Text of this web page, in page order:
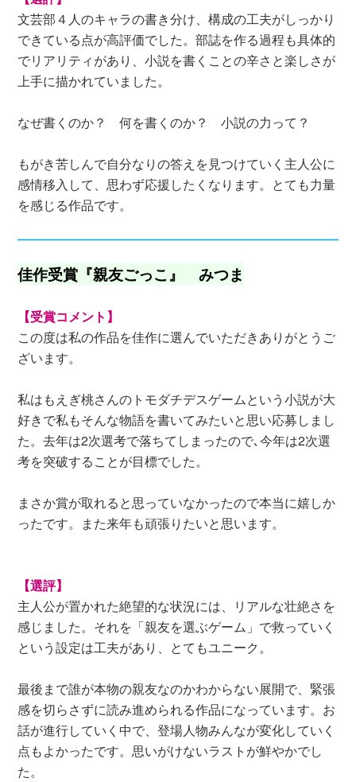
文芸部４人のキャラの書き分け、構成の工夫がしっかり
できている点が高評価でした。部誌を作る過程も具体的
でリアリティがあり、小説を書くことの辛さと楽しさが
上手に描かれていました。
なぜ書くのか？ 何を書くのか？ 小説の力って？
もがき苦しんで自分なりの答えを見つけていく主人公に
感情移入して、思わず応援したくなります。とても力量
を感じる作品です。
佳作受賞『親友ごっこ』 みつま
【受賞コメント】
この度は私の作品を佳作に選んでいただきありがとうご
ざいます。
私はもえぎ桃さんのトモダチデスゲームという小説が大
好きで私もそんな物語を書いてみたいと思い応募しまし
た。去年は2次選考で落ちてしまったので､今年は2次選
考を突破することが目標でした。
まさか賞が取れると思っていなかったので本当に嬉しか
ったです。また来年も頑張りたいと思います。
【選評】
主人公が置かれた絶望的な状況には、リアルな壮絶さを
感じました。それを「親友を選ぶゲーム」で救っていく
という設定は工夫があり、とてもユニーク。
最後まで誰が本物の親友なのかわからない展開で、緊張
感を切らさずに読み進められる作品になっています。お
話が進行していく中で、登場人物みんなが変化していく
点もよかったです。思いがけないラストが鮮やかでし
た。